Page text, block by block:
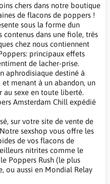
chers dans notre boutique
de flacons de poppers !
sous la forme dun
dans une fiole, très
chez nous contiennent
principaux effets
de lacher-prise.
aphrodisiaque destiné à
menant à un abandon, un
au sexe en toute liberté.
Amsterdam Chill expédié
sur votre site de vente de
sexshop vous offre les
de vos flacons de
nitrites comme le
Poppers Rush (le plus
ou aussi en Mondial Relay